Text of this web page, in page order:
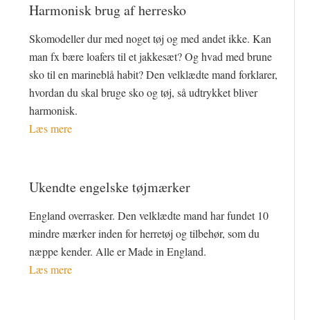
Harmonisk brug af herresko
Skomodeller dur med noget tøj og med andet ikke. Kan
man fx bære loafers til et jakkesæt? Og hvad med brune
sko til en marineblå habit? Den velklædte mand forklarer,
hvordan du skal bruge sko og tøj, så udtrykket bliver
harmonisk.
Læs mere
Ukendte engelske tøjmærker
England overrasker. Den velklædte mand har fundet 10
mindre mærker inden for herretøj og tilbehør, som du
næppe kender. Alle er Made in England.
Læs mere